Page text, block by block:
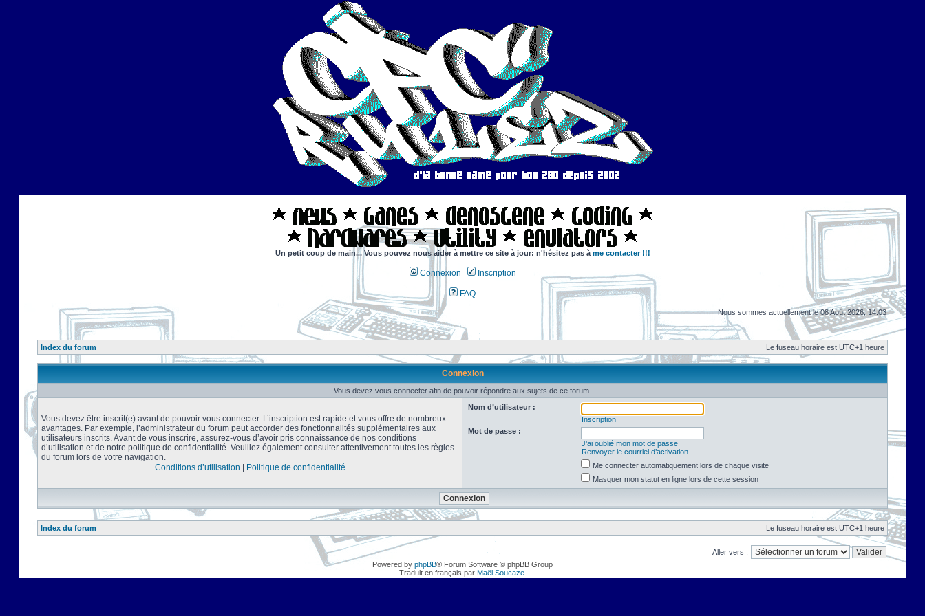
Un petit coup de main... Vous pouvez nous aider à mettre ce site à jour: n'hésitez pas à me contacter !!!
Connexion Inscription
FAQ
Nous sommes actuellement le 08 Août 2026, 14:03
Index du forum Le fuseau horaire est UTC+1 heure
Connexion
Vous devez vous connecter afin de pouvoir répondre aux sujets de ce forum.
Vous devez être inscrit(e) avant de pouvoir vous connecter. L’inscription est rapide et vous offre de nombreux
avantages. Par exemple, l’administrateur du forum peut accorder des fonctionnalités supplémentaires aux
utilisateurs inscrits. Avant de vous inscrire, assurez-vous d’avoir pris connaissance de nos conditions
d’utilisation et de notre politique de confidentialité. Veuillez également consulter attentivement toutes les règles
du forum lors de votre navigation.
Conditions d’utilisation
Politique de confidentialité
Nom d’utilisateur :
Inscription
Mot de passe :
J’ai oublié mon mot de passe
Renvoyer le courriel d’activation
Me connecter automatiquement lors de chaque visite
Masquer mon statut en ligne lors de cette session
Index du forum Le fuseau horaire est UTC+1 heure
Aller vers :
Powered by phpBB® Forum Software © phpBB Group
Traduit en français par Maël Soucaze.